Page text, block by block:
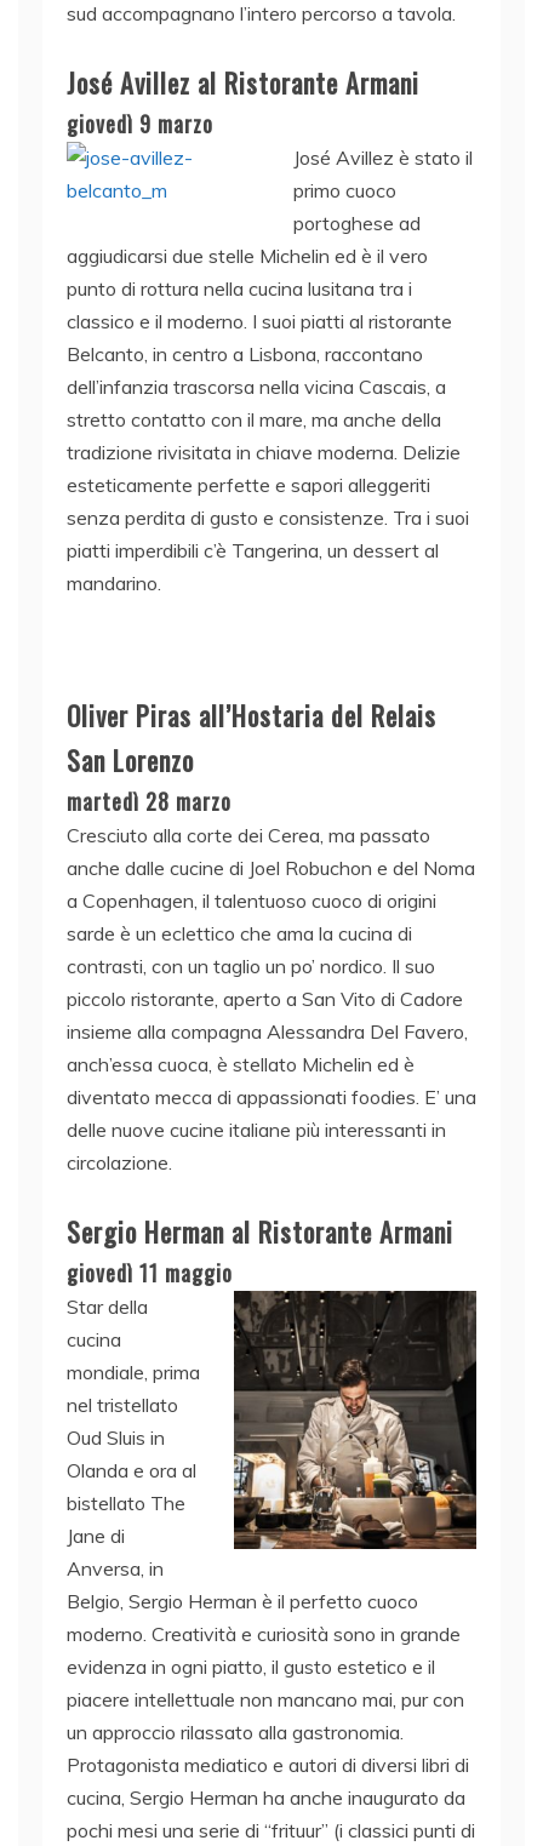
sud accompagnano l’intero percorso a tavola.
José Avillez al Ristorante Armani
giovedì 9 marzo
José Avillez è stato il
primo cuoco
portoghese ad
aggiudicarsi due stelle Michelin ed è il vero
punto di rottura nella cucina lusitana tra i
classico e il moderno. I suoi piatti al ristorante
Belcanto, in centro a Lisbona, raccontano
dell’infanzia trascorsa nella vicina Cascais, a
stretto contatto con il mare, ma anche della
tradizione rivisitata in chiave moderna. Delizie
esteticamente perfette e sapori alleggeriti
senza perdita di gusto e consistenze. Tra i suoi
piatti imperdibili c’è Tangerina, un dessert al
mandarino.
Oliver Piras all’Hostaria del Relais
San Lorenzo
martedì 28 marzo
Cresciuto alla corte dei Cerea, ma passato
anche dalle cucine di Joel Robuchon e del Noma
a Copenhagen, il talentuoso cuoco di origini
sarde è un eclettico che ama la cucina di
contrasti, con un taglio un po’ nordico. Il suo
piccolo ristorante, aperto a San Vito di Cadore
insieme alla compagna Alessandra Del Favero,
anch’essa cuoca, è stellato Michelin ed è
diventato mecca di appassionati foodies. E’ una
delle nuove cucine italiane più interessanti in
circolazione.
Sergio Herman al Ristorante Armani
giovedì 11 maggio
Star della
cucina
mondiale, prima
nel tristellato
Oud Sluis in
Olanda e ora al
bistellato The
Jane di
Anversa, in
Belgio, Sergio Herman è il perfetto cuoco
moderno. Creatività e curiosità sono in grande
evidenza in ogni piatto, il gusto estetico e il
piacere intellettuale non mancano mai, pur con
un approccio rilassato alla gastronomia.
Protagonista mediatico e autori di diversi libri di
cucina, Sergio Herman ha anche inaugurato da
pochi mesi una serie di “frituur” (i classici punti di